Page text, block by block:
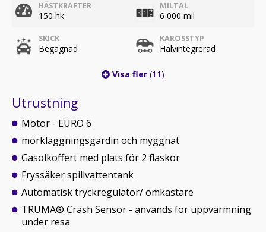
HÄSTKRAFTER
150 hk
MILTAL
6 000 mil
SKICK
Begagnad
KAROSSTYP
Halvintegrerad
Visa fler (11)
Utrustning
Motor - EURO 6
mörkläggningsgardin och myggnät
Gasolkoffert med plats för 2 flaskor
Fryssäker spillvattentank
Automatisk tryckregulator/ omkastare
TRUMA® Crash Sensor - används för uppvärmning
under resa